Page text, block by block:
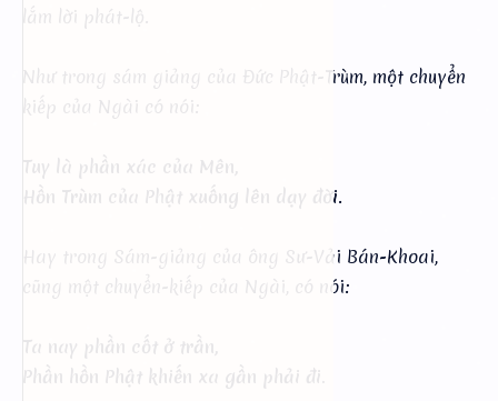
lắm lời phát-lộ.
Như trong sám giảng của Đức Phật-Trùm, một chuyển
kiếp của Ngài có nói:
Tuy là phần xác của Mên,
Hồn Trùm của Phật xuống lên dạy đời.
Hay trong Sám-giảng của ông Sư-Vải Bán-Khoai,
cũng một chuyển-kiếp của Ngài, có nói:
Ta nay phần cốt ở trần,
Phần hồn Phật khiến xa gần phải đi.